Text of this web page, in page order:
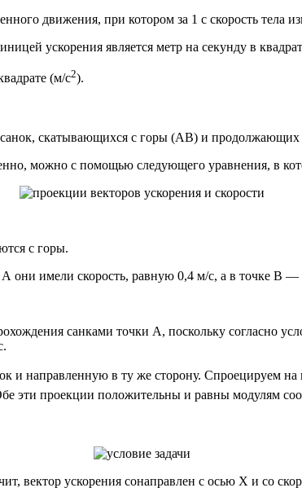
движения, при котором за 1 с скорость тела
(м/с2).
можно с помощью следующего уравнения, в
с горы.
они имели скорость, равную 0,4 м/с, а в точке В
санками точки А, поскольку согласно
и направленную в ту же сторону. Спроецируем на
эти проекции положительны и равны модулям
вектор ускорения сонаправлен с осью X и со